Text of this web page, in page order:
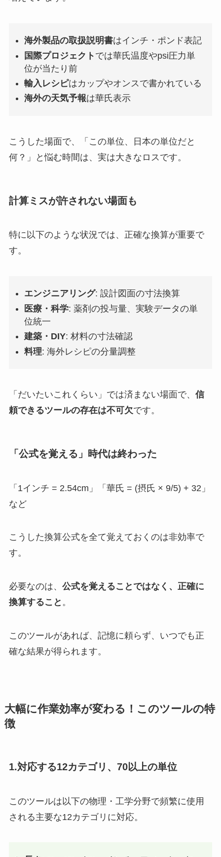
海外製品の取扱説明書はインチ・ポンド表記
国際プロジェクト では華氏温度やpsi圧力単
位が当たり前
輸入レシピはカップやオンスで書かれている
海外の天気予報は華氏表示
こうした場面で、「この単位、日本の単位だと
何？」と悩む時間は、実は大きなロスです。
計算ミスが許されない場面も
特に以下のような状況では、正確な換算が重要で
す。
エンジニアリング: 設計図面の寸法換算
医療・科学: 薬剤の投与量、実験データの単
位統一
建築・DIY: 材料の寸法確認
料理: 海外レシピの分量調整
「だいたいこれくらい」では済まない場面で、 信
頼できるツールの存在は不可欠です。
「公式を覚える」時代は終わった
「1インチ = 2.54cm」「華氏 = (摂氏 × 9/5) + 32」
など
こうした換算公式を全て覚えておくのは非効率で
す。
必要なのは、 公式を覚えることではなく、正確に
換算すること 。
このツールがあれば、記憶に頼らず、いつでも正
確な結果が得られます。
大幅に作業効率が変わる！このツールの特
徴
1.対応する12カテゴリ、70以上の単位
このツールは以下の物理・工学分野で頻繁に使用
される主要な12カテゴリに対応。